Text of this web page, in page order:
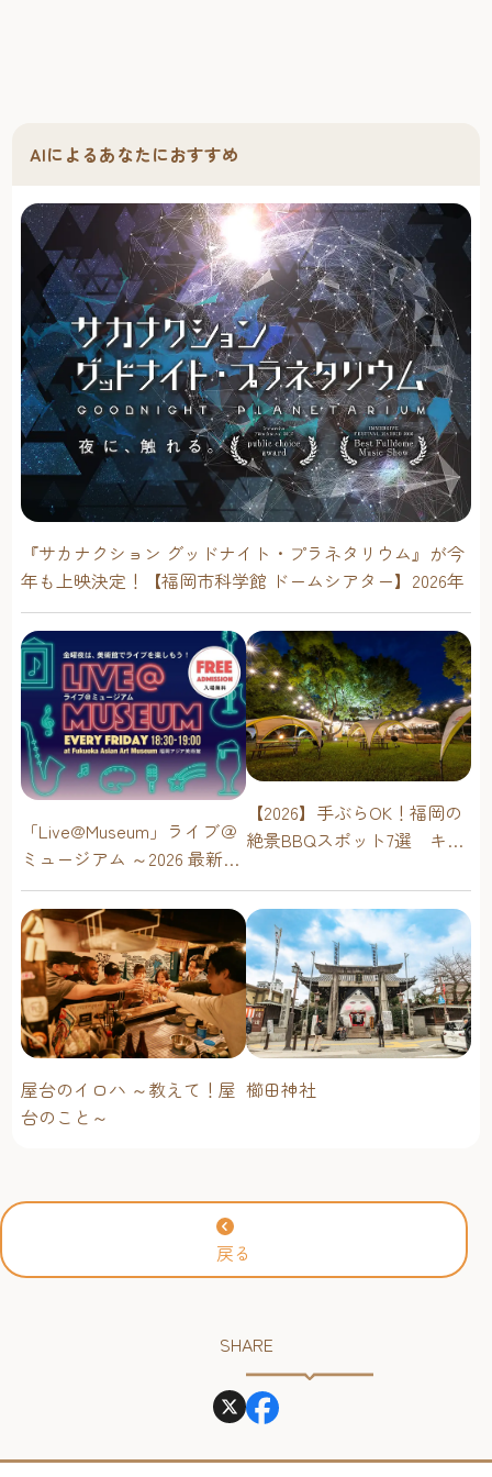
AIによるあなたにおすすめ
『サカナクション グッドナイト・プラネタリウム』が今
年も上映決定！【福岡市科学館 ドームシアター】2026年
「Live@Museum」ライブ＠
ミュージアム ～2026 最新イ
ベントスケジュール！【福
岡アジア美術館】
【2026】手ぶらOK！福岡の
絶景BBQスポット7選 キャ
に楽しむ
屋台のイロハ ～教えて！屋
台のこと～
櫛田神社
戻る
SHARE